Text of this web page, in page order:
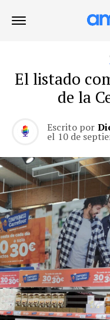
El listado
de la
Escrito por
el 10 de